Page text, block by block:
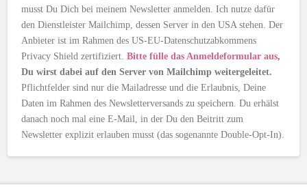
musst Du Dich bei meinem Newsletter anmelden. Ich nutze dafür
den Dienstleister Mailchimp, dessen Server in den USA stehen. Der
Anbieter ist im Rahmen des US-EU-Datenschutzabkommens
Privacy Shield zertifiziert.Bitte fülle das Anmeldeformular aus,
Du wirst dabei auf den Server von Mailchimp weitergeleitet.
Pflichtfelder sind nur die Mailadresse und die Erlaubnis, Deine
Daten im Rahmen des Newsletterversands zu speichern. Du erhälst
danach noch mal eine E-Mail, in der Du den Beitritt zum
Newsletter explizit erlauben musst (das sogenannte Double-Opt-In).